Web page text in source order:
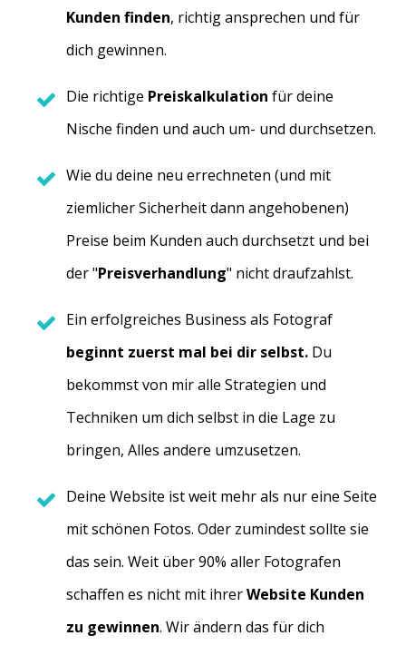
Kunden finden, richtig ansprechen und für
dich gewinnen.
Die richtige Preiskalkulation für deine
Nische finden und auch um- und durchsetzen.
Wie du deine neu errechneten (und mit
ziemlicher Sicherheit dann angehobenen)
Preise beim Kunden auch durchsetzt und bei
der "Preisverhandlung" nicht draufzahlst.
Ein erfolgreiches Business als Fotograf
beginnt zuerst mal bei dir selbst. Du
bekommst von mir alle Strategien und
Techniken um dich selbst in die Lage zu
bringen, Alles andere umzusetzen.
Deine Website ist weit mehr als nur eine Seite
mit schönen Fotos. Oder zumindest sollte sie
das sein. Weit über 90% aller Fotografen
schaffen es nicht mit ihrerWebsite Kunden
zu gewinnen. Wir ändern das für dich